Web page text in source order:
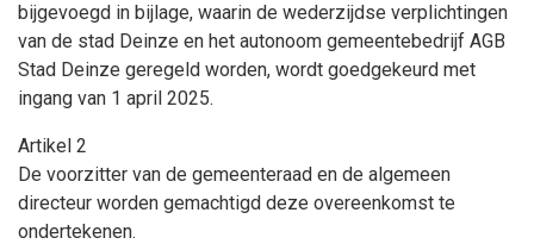
bijgevoegd in bijlage, waarin de wederzijdse verplichtingen
van de stad Deinze en het autonoom gemeentebedrijf AGB
Stad Deinze geregeld worden, wordt goedgekeurd met
ingang van 1 april 2025.
Artikel 2
De voorzitter van de gemeenteraad en de algemeen
directeur worden gemachtigd deze overeenkomst te
ondertekenen.